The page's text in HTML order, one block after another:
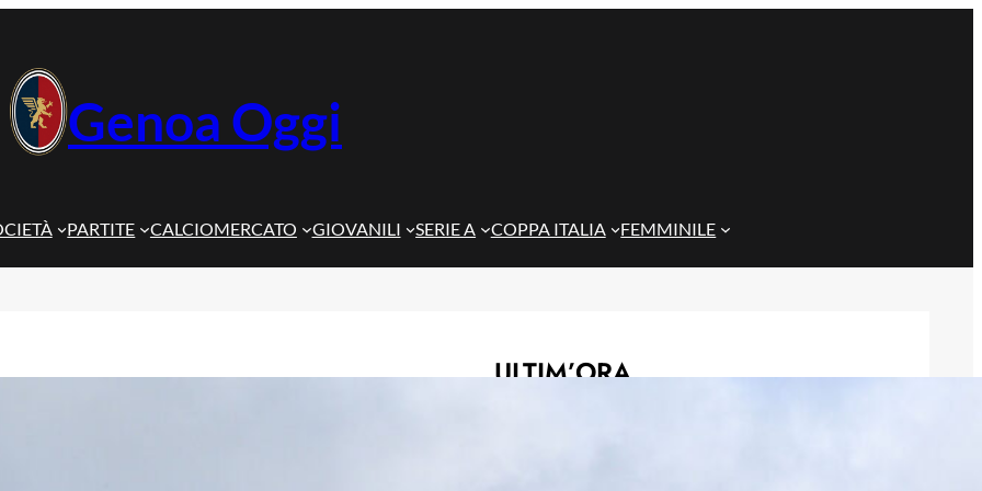
Genoa Oggi
PARTITE CALCIOMERCATO GIOVANILI SERIE A COPPA ITALIA FEMMINILE
ULTIM’ORA